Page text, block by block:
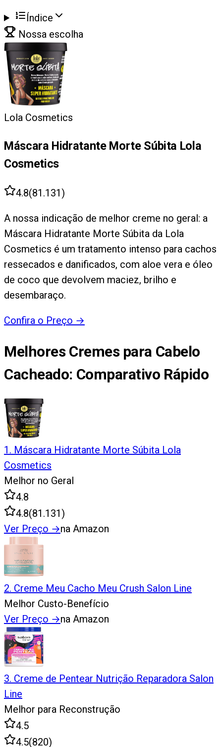
Índice
Nossa escolha
Lola Cosmetics
Máscara Hidratante Morte Súbita Lola
Cosmetics
4.8(81.131)
A nossa indicação de melhor creme no geral: a
Máscara Hidratante Morte Súbita da Lola
Cosmetics é um tratamento intenso para cachos
ressecados e danificados, com aloe vera e óleo
de coco que devolvem maciez, brilho e
desembaraço.
Confira o Preço →
Melhores Cremes para Cabelo
Cacheado: Comparativo Rápido
1 . Máscara Hidratante Morte Súbita Lola
Cosmetics
Melhor no Geral
4.8
4.8(81.131)
Ver Preço →na Amazon
2. Creme Meu Cacho Meu Crush Salon Line
Melhor Custo-Benefício
Ver Preço →na Amazon
3. Creme de Pentear Nutrição Reparadora Salon
Line
Melhor para Reconstrução
4.5
4.5(820)